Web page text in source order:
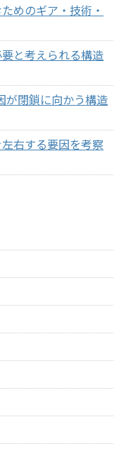
めのギア・技術・
と考えられる構造
が閉鎖に向かう構造
右する要因を考察